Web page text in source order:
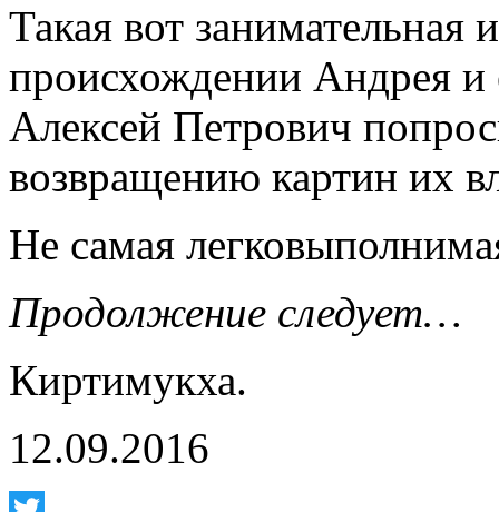
Такая вот занимательная
происхождении Андрея и
Алексей Петрович
возвращению картин их
Не самая
Продолжение следует…
Киртимукха.
12.09.2016